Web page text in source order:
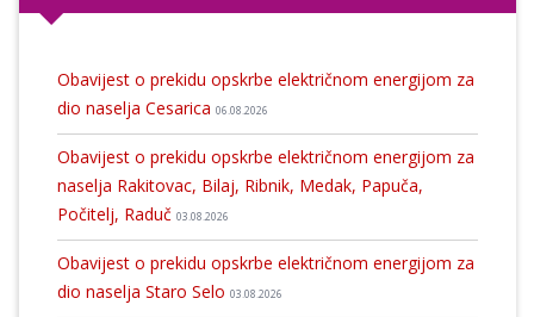
Obavijest o prekidu opskrbe električnom energijom za
dio naselja Cesarica 06.08.2026
Obavijest o prekidu opskrbe električnom energijom za
naselja Rakitovac, Bilaj, Ribnik, Medak, Papuča,
Počitelj, Raduč 03.08.2026
Obavijest o prekidu opskrbe električnom energijom za
dio naselja Staro Selo 03.08.2026